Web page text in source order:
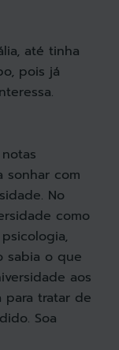
até tinha
pois já
sonhar com
No
como
sabia o que
aos
para tratar de
Soa